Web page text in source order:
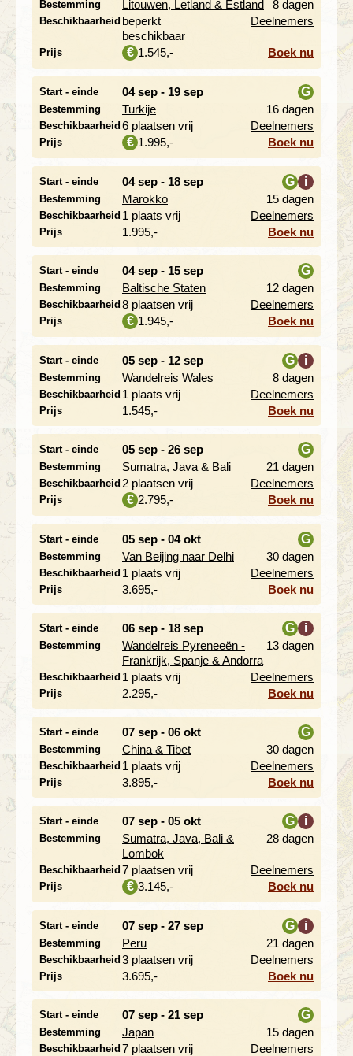
Bestemming Litouwen, Letland & Estland 8 dagen
Beschikbaarheid beperkt
beschikbaar
Deelnemers
Prijs € 1.545,- Boek nu
Start - einde 04 sep - 19 sep
Bestemming Turkije
G
16 dagen
Beschikbaarheid 6 plaatsen vrij Deelnemers
Prijs € 1.995,- Boek nu
Start - einde 04 sep - 18 sep
Bestemming Marokko
G
i
15 dagen
Beschikbaarheid 1 plaats vrij Deelnemers
Prijs 1.995,- Boek nu
Start - einde 04 sep - 15 sep
Bestemming Baltische Staten
G
12 dagen
Beschikbaarheid 8 plaatsen vrij Deelnemers
Prijs € 1.945,- Boek nu
Start - einde 05 sep - 12 sep
Bestemming Wandelreis Wales
G
i
8 dagen
Beschikbaarheid 1 plaats vrij Deelnemers
Prijs 1.545,- Boek nu
Start - einde 05 sep - 26 sep
Bestemming Sumatra, Java & Bali
G
21 dagen
Beschikbaarheid 2 plaatsen vrij Deelnemers
Prijs € 2.795,- Boek nu
Start - einde 05 sep - 04 okt
Bestemming Van Beijing naar Delhi
G
30 dagen
Beschikbaarheid 1 plaats vrij Deelnemers
Prijs 3.695,- Boek nu
Start - einde 06 sep - 18 sep
Bestemming
Wandelreis Pyreneeën -
Frankrijk, Spanje & Andorra
G
i
13 dagen
Beschikbaarheid 1 plaats vrij Deelnemers
Prijs 2.295,- Boek nu
Start - einde 07 sep - 06 okt
Bestemming China & Tibet
G
30 dagen
Beschikbaarheid 1 plaats vrij Deelnemers
Prijs 3.895,- Boek nu
Start - einde 07 sep - 05 okt
Bestemming
Sumatra, Java, Bali &
Lombok
G
i
28 dagen
Beschikbaarheid 7 plaatsen vrij Deelnemers
Prijs € 3.145,- Boek nu
Start - einde 07 sep - 27 sep
Bestemming Peru
G
i
21 dagen
Beschikbaarheid 3 plaatsen vrij Deelnemers
Prijs 3.695,- Boek nu
Start - einde 07 sep - 21 sep
Bestemming Japan
G
15 dagen
Beschikbaarheid 7 plaatsen vrij Deelnemers